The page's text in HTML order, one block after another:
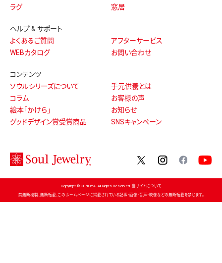
ラグ
窓居
ヘルプ & サポート
よくあるご質問
アフターサービス
WEBカタログ
お問い合わせ
コンテンツ
ソウルシリーズについて
手元供養とは
コラム
お客様の声
絵本「かけら」
お知らせ
グッドデザイン賞受賞商品
SNSキャンペーン
twitterinstagram
Copyright © OHNOYA. All Rights Reserved. 当サイトについて
禁無断複製、無断転載、このホームページに掲載されている記事・画像・音声・映像などの無断転載を禁じます。